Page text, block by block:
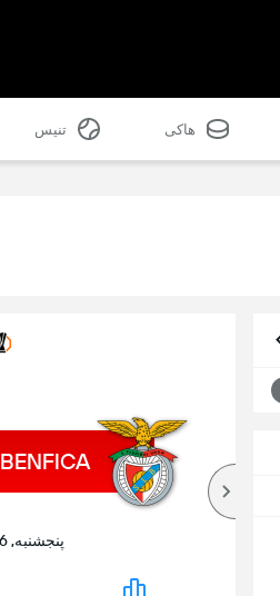
هاکی تنیس
BENFICA
پنجشنبه, 6 آگوست | 19:00 | Estádio do Sport Lisboa e Benfica (da Luz)